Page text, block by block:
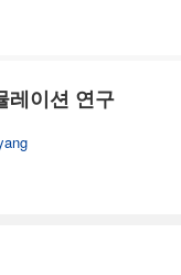
레이션 연구